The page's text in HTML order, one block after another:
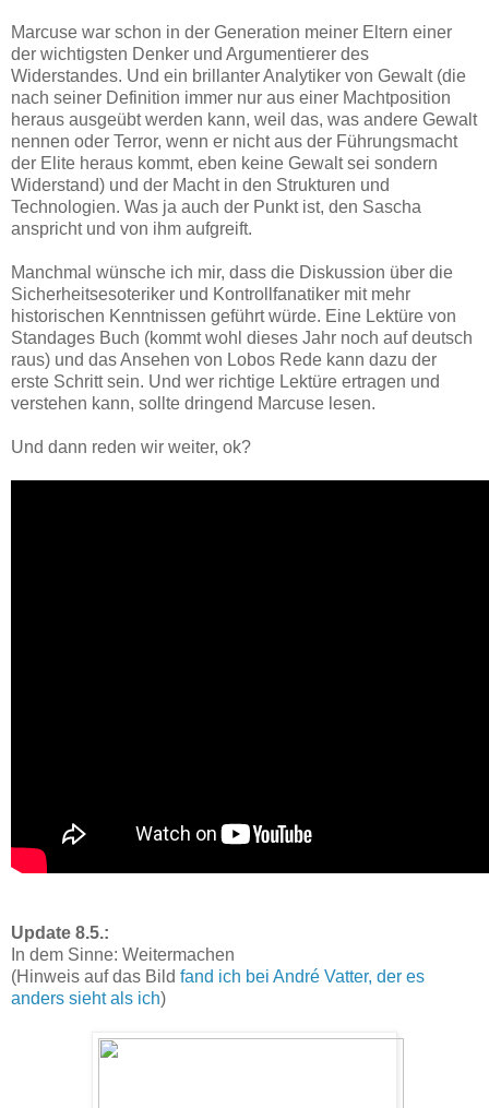
Marcuse war schon in der Generation meiner Eltern einer
der wichtigsten Denker und Argumentierer des
Widerstandes. Und ein brillanter Analytiker von Gewalt (die
nach seiner Definition immer nur aus einer Machtposition
heraus ausgeübt werden kann, weil das, was andere Gewalt
nennen oder Terror, wenn er nicht aus der Führungsmacht
der Elite heraus kommt, eben keine Gewalt sei sondern
Widerstand) und der Macht in den Strukturen und
Technologien. Was ja auch der Punkt ist, den Sascha
anspricht und von ihm aufgreift.
Manchmal wünsche ich mir, dass die Diskussion über die
Sicherheitsesoteriker und Kontrollfanatiker mit mehr
historischen Kenntnissen geführt würde. Eine Lektüre von
Standages Buch (kommt wohl dieses Jahr noch auf deutsch
raus) und das Ansehen von Lobos Rede kann dazu der
erste Schritt sein. Und wer richtige Lektüre ertragen und
verstehen kann, sollte dringend Marcuse lesen.
Und dann reden wir weiter, ok?
Update 8.5.:
In dem Sinne: Weitermachen
(Hinweis auf das Bild fand ich bei André Vatter, der es
anders sieht als ich)